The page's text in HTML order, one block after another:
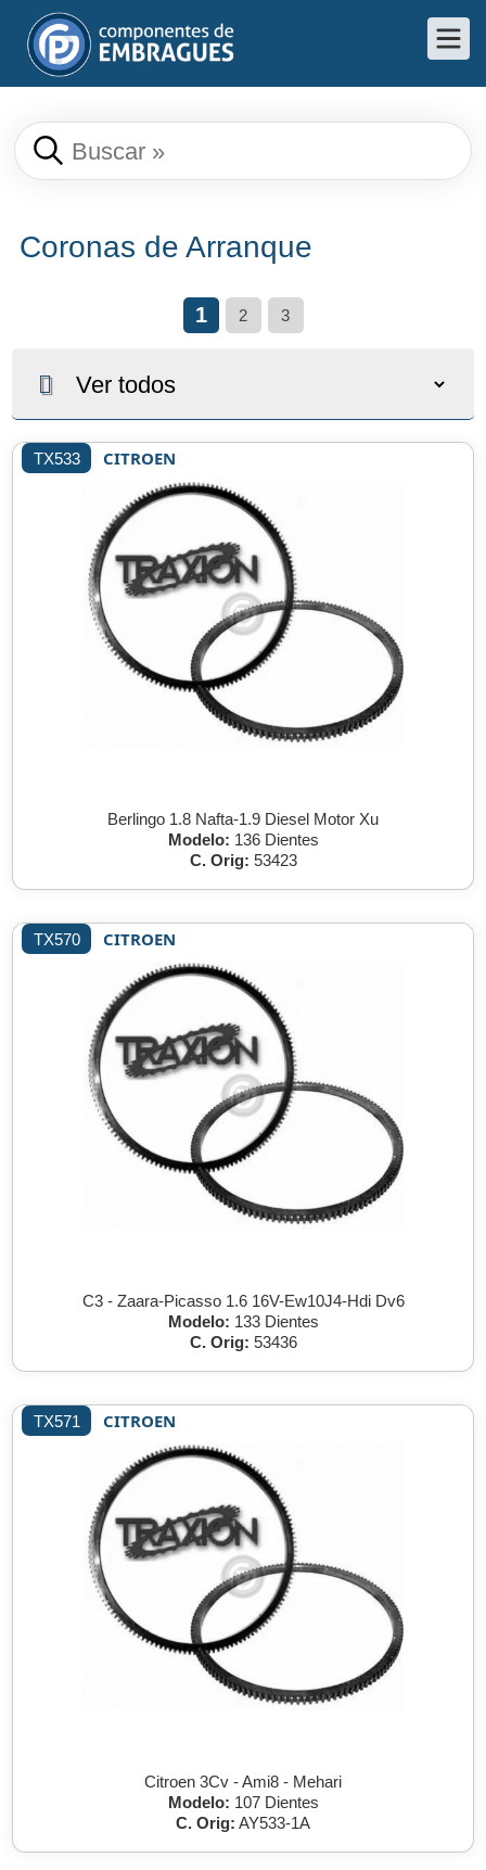
Coronas de Arranque
1 2 3
TX533 CITROEN
Berlingo 1.8 Nafta-1.9 Diesel Motor Xu
Modelo: 136 Dientes
C. Orig: 53423
TX570 CITROEN
C3 - Zaara-Picasso 1.6 16V-Ew10J4-Hdi Dv6
Modelo: 133 Dientes
C. Orig: 53436
TX571 CITROEN
Citroen 3Cv - Ami8 - Mehari
Modelo: 107 Dientes
C. Orig: AY533-1A